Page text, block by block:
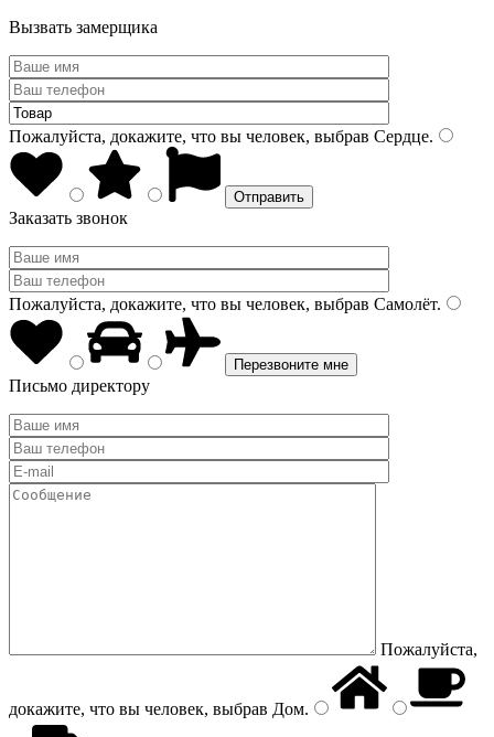
Вызвать замерщика
Пожалуйста, докажите, что вы человек, выбрав Сердце.
Заказать звонок
Пожалуйста, докажите, что вы человек, выбрав Самолёт.
Письмо директору
Пожалуйста,
докажите, что вы человек, выбрав Дом.